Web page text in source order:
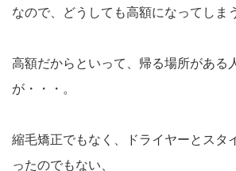
なので、どうしても高額になってしま
高額だからといって、帰る場所がある
が・・・。
縮毛矯正でもなく、ドライヤーとスタ
ったのでもない、